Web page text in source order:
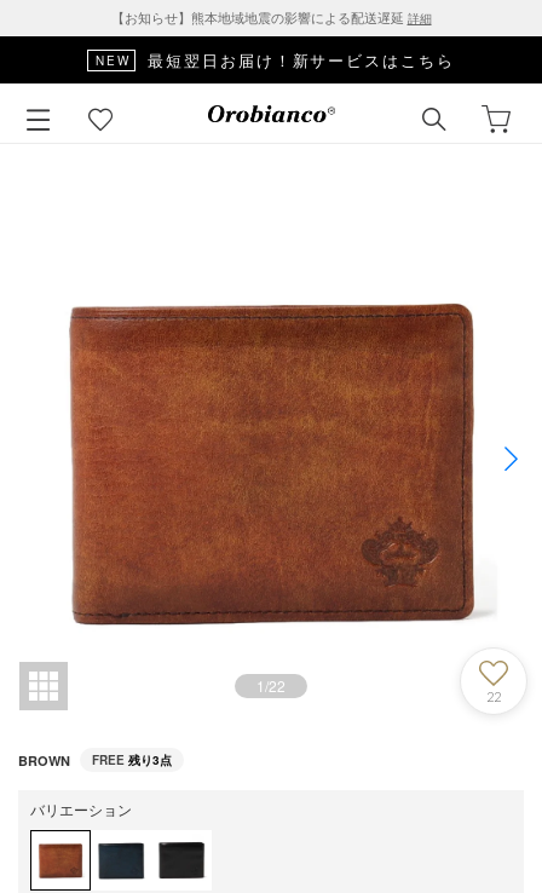
【お知らせ】熊本地域地震の影響による配送遅延 詳細
NEW 最短翌日お届け！新サービスはこちら
1/22
22
BROWN FREE 残り3点
バリエーション